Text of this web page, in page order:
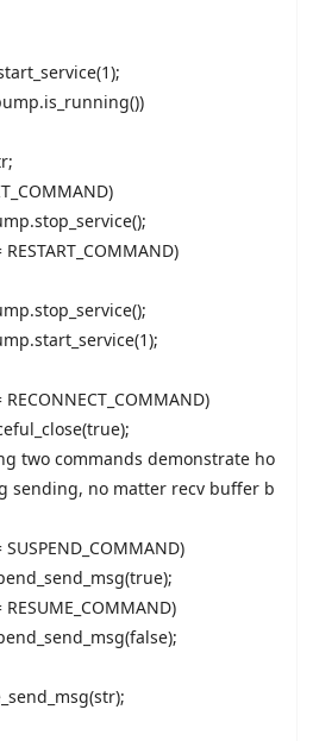
true);
two commands demonstrate ho
sending, no matter recv buffer b
true);
false);